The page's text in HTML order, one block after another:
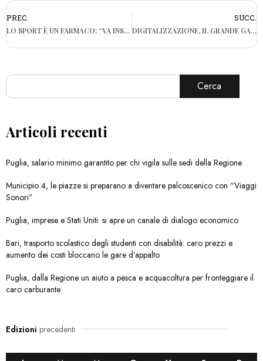
PREC.
LO SPORT È UN FARMACO: “VA INSERITO NELLA RICETTA MEDICA”
SUCC.
DIGITALIZZAZIONE, IL GRANDE GAP DELL’ITALIA: È QUINTULTIMA
Cerca
Articoli recenti
Puglia, salario minimo garantito per chi vigila sulle sedi della Regione
Municipio 4, le piazze si preparano a diventare palcoscenico con “Viaggi
Sonori”
Puglia, imprese e Stati Uniti: si apre un canale di dialogo economico
Bari, trasporto scolastico degli studenti con disabilità: caro prezzi e
aumento dei costi bloccano le gare d’appalto
Puglia, dalla Regione un aiuto a pesca e acquacoltura per fronteggiare il
caro carburante
Edizioni precedenti